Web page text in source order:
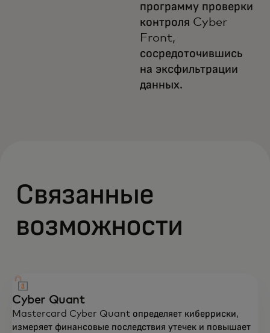
программу проверки
контроля Cyber
Front,
сосредоточившись
на эксфильтрации
данных.
Связанные
возможности
Cyber Quant
Mastercard Cyber Quant определяет киберриски,
измеряет финансовые последствия утечек и повышает